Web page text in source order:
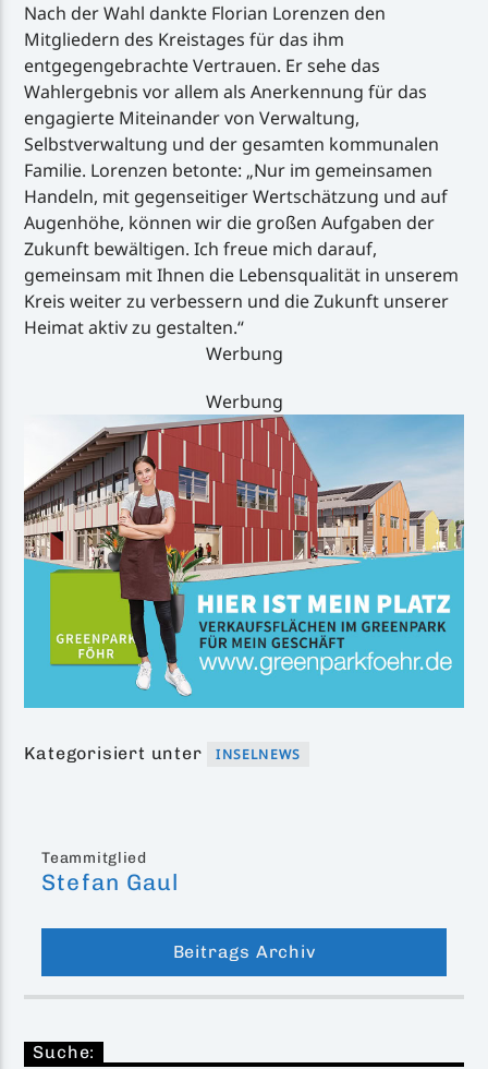
Nach der Wahl dankte Florian Lorenzen den
Mitgliedern des Kreistages für das ihm
entgegengebrachte Vertrauen. Er sehe das
Wahlergebnis vor allem als Anerkennung für das
engagierte Miteinander von Verwaltung,
Selbstverwaltung und der gesamten kommunalen
Familie. Lorenzen betonte: „Nur im gemeinsamen
Handeln, mit gegenseitiger Wertschätzung und auf
Augenhöhe, können wir die großen Aufgaben der
Zukunft bewältigen. Ich freue mich darauf,
gemeinsam mit Ihnen die Lebensqualität in unserem
Kreis weiter zu verbessern und die Zukunft unserer
Heimat aktiv zu gestalten.“
Werbung
Werbung
Kategorisiert unter INSELNEWS
Teammitglied
Stefan Gaul
Beitrags Archiv
Suche: